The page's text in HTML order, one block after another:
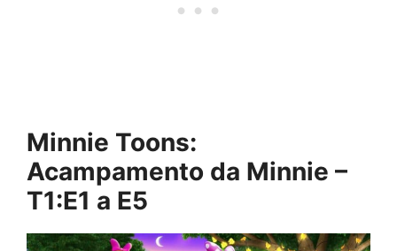
Minnie Toons:
Acampamento da Minnie –
T1:E1 a E5